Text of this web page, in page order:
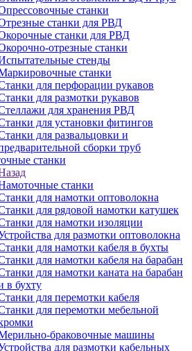
станки
станки для РВД
станки для РВД
отрезные станки
стенды
станки
для перфорации рукавов
для размотки рукавов
для хранения РВД
для установки фитингов
для развальцовки и
сборки труб
станки
станки
для намотки оптоволокна
для рядовой намотки катушек
для намотки изоляции
для размотки оптоволокна
для намотки кабеля в бухты
для намотки кабеля на барабан
для намотки каната на барабан
в бухту
для перемотки кабеля
для перемотки мебельной
браковочные машины
для размотки кабельных